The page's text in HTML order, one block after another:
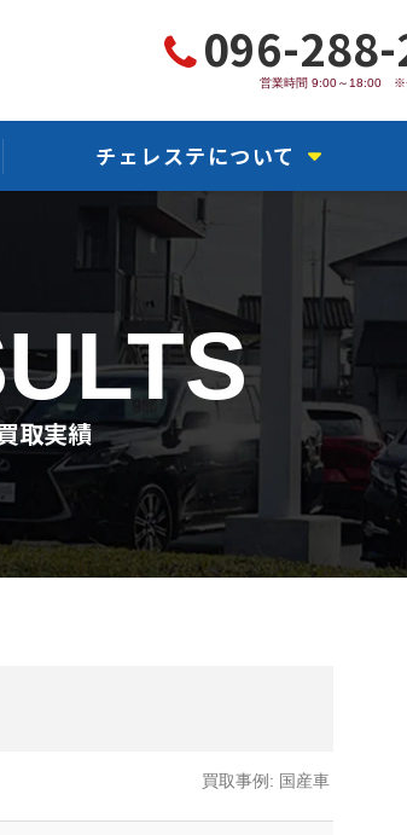
096-
営業時間 9:00～18:00 ※
チェレステについて
チェレステ川尻店
チェレステ熊本インター店
チェレステ浜線店
チェレステ保田窪店
チェレステ力合店
チェレステ人吉店
CMギャラリー
取実績
買取事例: 国産車